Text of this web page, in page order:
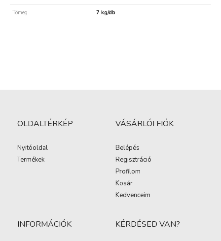
Tömeg 7 kg/db
OLDALTÉRKÉP
Nyitóoldal
Termékek
VÁSÁRLÓI FIÓK
Belépés
Regisztráció
Profilom
Kosár
Kedvenceim
INFORMÁCIÓK KÉRDÉSED VAN?